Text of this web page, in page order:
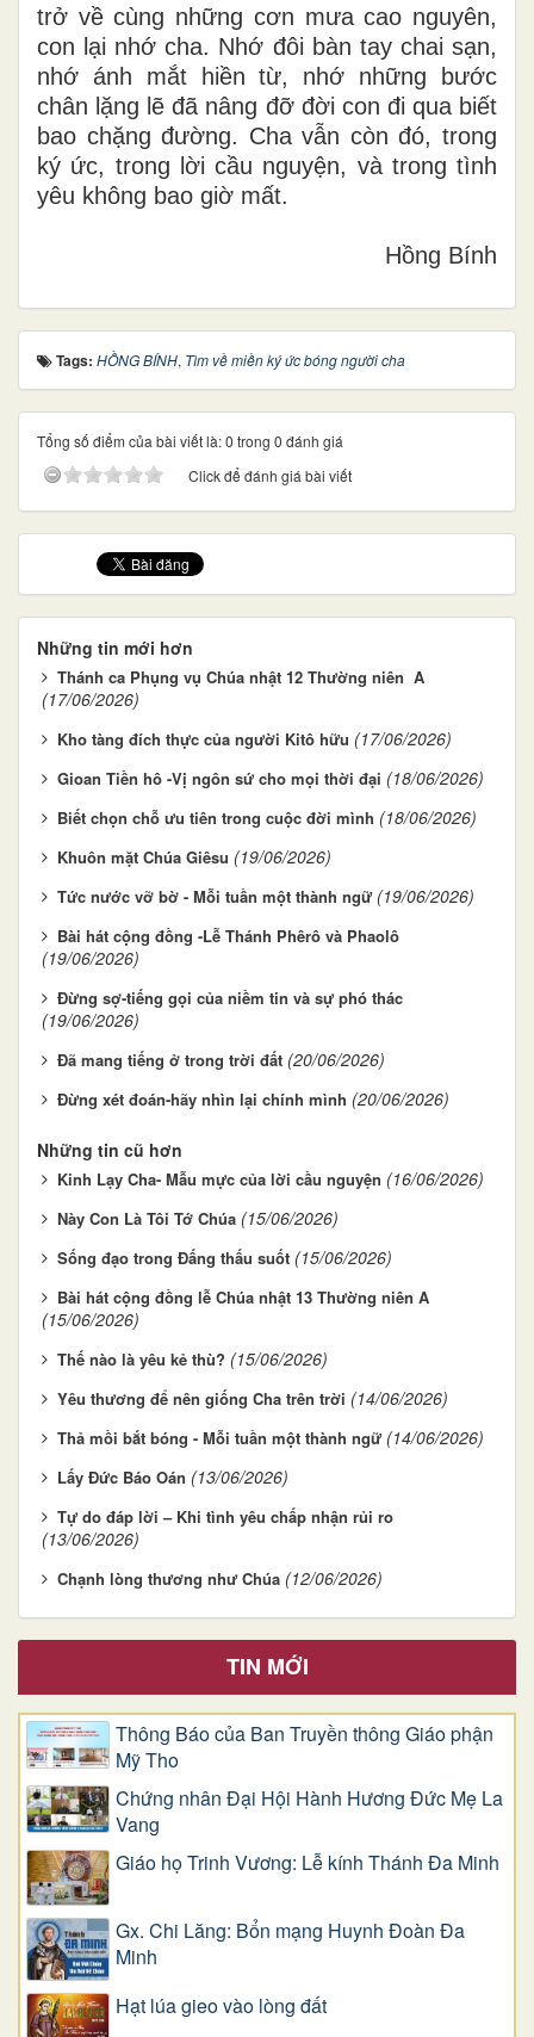
trở về cùng những cơn mưa cao nguyên,
con lại nhớ cha. Nhớ đôi bàn tay chai sạn,
nhớ ánh mắt hiền từ, nhớ những bước
chân lặng lẽ đã nâng đỡ đời con đi qua biết
bao chặng đường. Cha vẫn còn đó, trong
ký ức, trong lời cầu nguyện, và trong tình
yêu không bao giờ mất.
Hồng Bính
Tags: HỒNG BÍNH, Tìm về miền ký ức bóng người cha
Tổng số điểm của bài viết là: 0 trong 0 đánh giá
Click để đánh giá bài viết
Những tin mới hơn
Thánh ca Phụng vụ Chúa nhật 12 Thường niên A
(17/06/2026)
Kho tàng đích thực của người Kitô hữu (17/06/2026)
Gioan Tiền hô -Vị ngôn sứ cho mọi thời đại (18/06/2026)
Biết chọn chỗ ưu tiên trong cuộc đời mình (18/06/2026)
Khuôn mặt Chúa Giêsu (19/06/2026)
Tức nước vỡ bờ - Mỗi tuần một thành ngữ (19/06/2026)
Bài hát cộng đồng -Lễ Thánh Phêrô và Phaolô
(19/06/2026)
Đừng sợ-tiếng gọi của niềm tin và sự phó thác
(19/06/2026)
Đã mang tiếng ở trong trời đất (20/06/2026)
Đừng xét đoán-hãy nhìn lại chính mình (20/06/2026)
Những tin cũ hơn
Kinh Lạy Cha- Mẫu mực của lời cầu nguyện (16/06/2026)
Này Con Là Tôi Tớ Chúa (15/06/2026)
Sống đạo trong Đấng thấu suốt (15/06/2026)
Bài hát cộng đồng lễ Chúa nhật 13 Thường niên A
(15/06/2026)
Thế nào là yêu kẻ thù? (15/06/2026)
Yêu thương để nên giống Cha trên trời (14/06/2026)
Thả mồi bắt bóng - Mỗi tuần một thành ngữ (14/06/2026)
Lấy Đức Báo Oán (13/06/2026)
Tự do đáp lời – Khi tình yêu chấp nhận rủi ro
(13/06/2026)
Chạnh lòng thương như Chúa (12/06/2026)
TIN MỚI
Thông Báo của Ban Truyền thông Giáo phận
Mỹ Tho
Chứng nhân Đại Hội Hành Hương Đức Mẹ La
Vang
Giáo họ Trinh Vương: Lễ kính Thánh Đa Minh
Gx. Chi Lăng: Bổn mạng Huynh Đoàn Đa
Minh
Hạt lúa gieo vào lòng đất